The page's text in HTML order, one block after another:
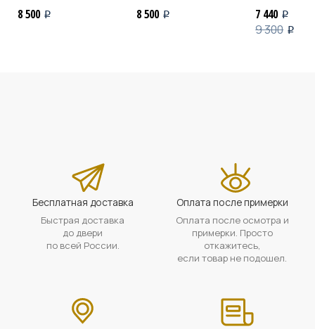
8 500 i 8 500 i 7 440 i
9 300 i
Бесплатная доставка
Быстрая доставка
до двери
по всей России.
Оплата после примерки
Оплата после осмотра и
примерки. Просто
откажитесь,
если товар не подошел.